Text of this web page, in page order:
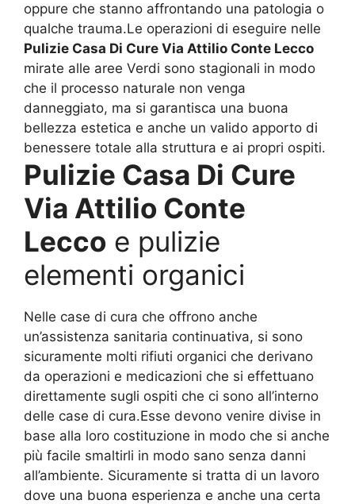
oppure che stanno affrontando una patologia o
qualche trauma.Le operazioni di eseguire nelle
Pulizie Casa Di Cure Via Attilio Conte Lecco
mirate alle aree Verdi sono stagionali in modo
che il processo naturale non venga
danneggiato, ma si garantisca una buona
bellezza estetica e anche un valido apporto di
benessere totale alla struttura e ai propri ospiti.
Pulizie Casa Di Cure
Via Attilio Conte
Lecco e pulizie
elementi organici
Nelle case di cura che offrono anche
un’assistenza sanitaria continuativa, si sono
sicuramente molti rifiuti organici che derivano
da operazioni e medicazioni che si effettuano
direttamente sugli ospiti che ci sono all’interno
delle case di cura.Esse devono venire divise in
base alla loro costituzione in modo che si anche
più facile smaltirli in modo sano senza danni
all’ambiente. Sicuramente si tratta di un lavoro
dove una buona esperienza e anche una certa